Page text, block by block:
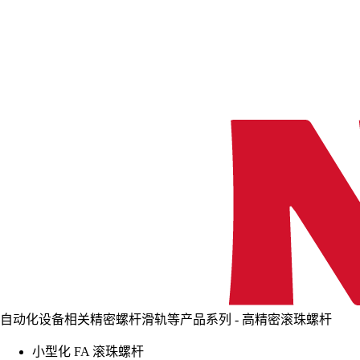
自动化设备相关精密螺杆滑轨等产品系列 - 高精密滚珠螺杆
小型化 FA 滚珠螺杆